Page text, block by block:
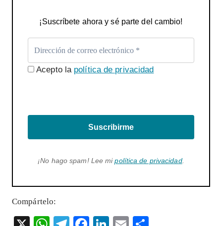
¡Suscríbete ahora y sé parte del cambio!
Acepto la política de privacidad
Suscribirme
¡No hago spam! Lee mipolítica de privacidad.
Compártelo: